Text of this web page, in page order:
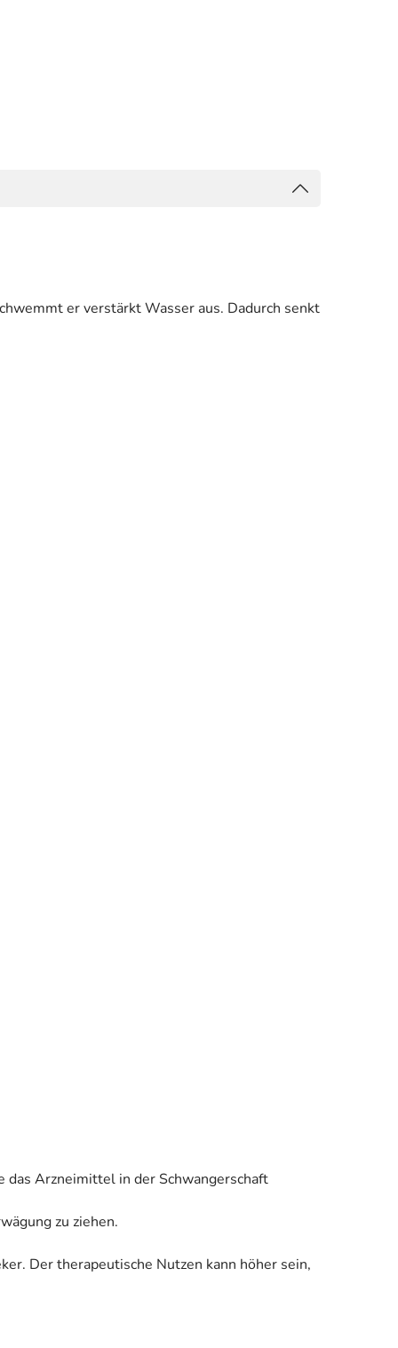
er verstärkt Wasser aus. Dadurch senkt
das Arzneimittel in der Schwangerschaft
zu ziehen.
Der therapeutische Nutzen kann höher sein,